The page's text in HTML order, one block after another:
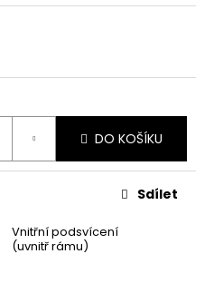
DO KOŠÍKU
Vnitřní podsvícení
(uvnitř rámu)
Sdílet